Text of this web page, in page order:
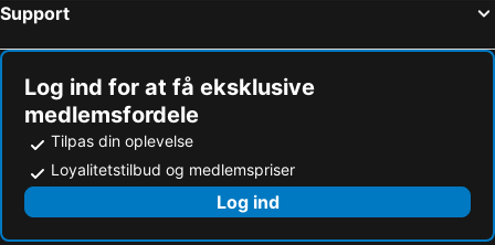
Support
Log ind for at få eksklusive
medlemsfordele
Tilpas din oplevelse
Loyalitetstilbud og medlemspriser
Log ind